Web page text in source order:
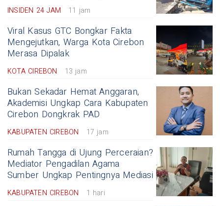
INSIDEN 24 JAM 11 jam
Viral Kasus GTC Bongkar Fakta
Mengejutkan, Warga Kota Cirebon
Merasa Dipalak
KOTA CIREBON 13 jam
Bukan Sekadar Hemat Anggaran,
Akademisi Ungkap Cara Kabupaten
Cirebon Dongkrak PAD
KABUPATEN CIREBON 17 jam
Rumah Tangga di Ujung Perceraian?
Mediator Pengadilan Agama
Sumber Ungkap Pentingnya Mediasi
KABUPATEN CIREBON 1 hari